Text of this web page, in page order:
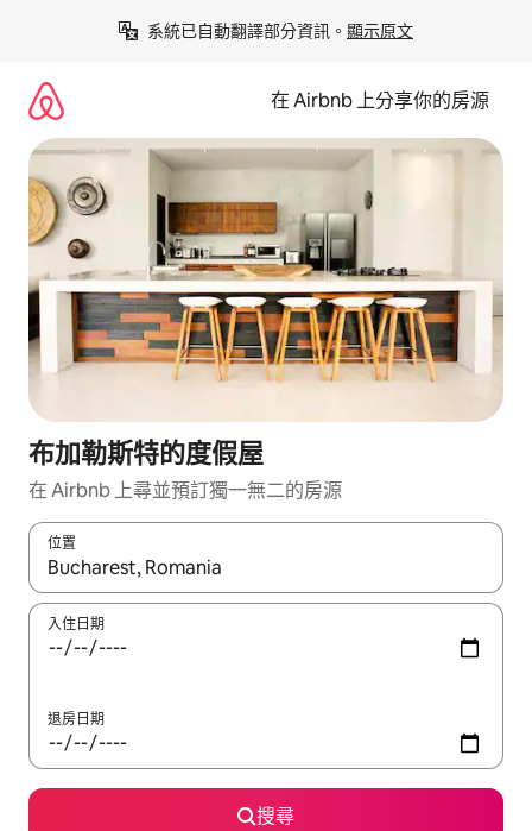
系統已自動翻譯部分資訊。 顯示原文
在 Airbnb 上分享你的房源
布加勒斯特的度假屋
在 Airbnb 上尋並預訂獨一無二的房源
位置
如有搜尋結果，瀏覽內容時請使用上下箭頭，或輕點、滑動裝置。
入住日期
退房日期
搜尋